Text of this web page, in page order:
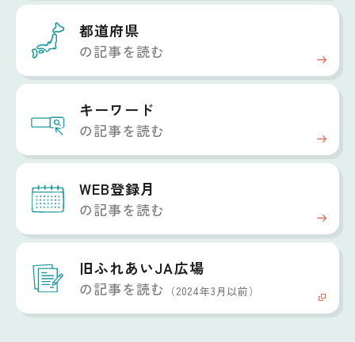
都道府県
の記事を読む
キーワード
の記事を読む
WEB登録月
の記事を読む
旧ふれあいJA広場
の記事を読む （2024年3月以前）